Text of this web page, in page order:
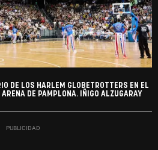
DE LOS HARLEM GLOBETROTTERS EN EL
ARENA DE PAMPLONA. IÑIGO ALZUGARAY